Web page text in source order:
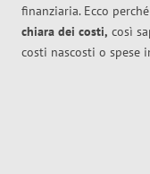
finanziaria. Ecco
chiara dei costi, così
costi nascosti o spese